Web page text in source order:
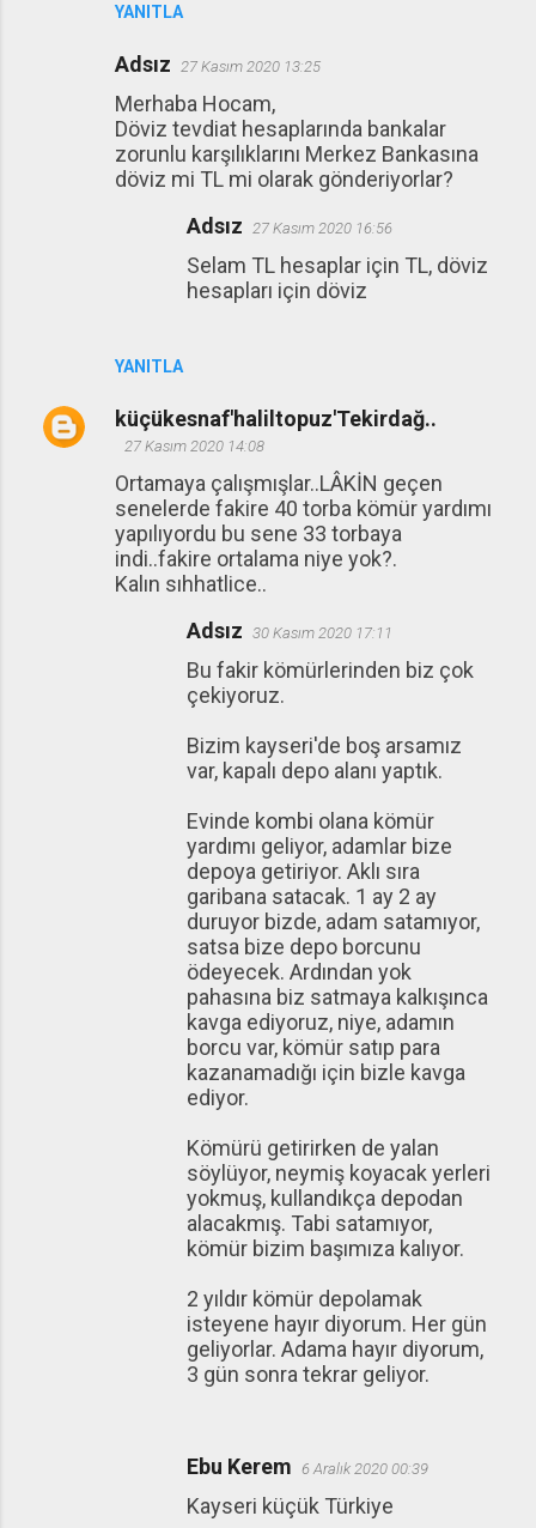
YANITLA
Adsız 27 Kasım 2020 13:25
Merhaba Hocam,
Döviz tevdiat hesaplarında bankalar
zorunlu karşılıklarını Merkez Bankasına
döviz mi TL mi olarak gönderiyorlar?
YANITLA
Adsız 27 Kasım 2020 16:56
Selam TL hesaplar için TL, döviz
hesapları için döviz
küçükesnaf'haliltopuz'Tekirdağ..
27 Kasım 2020 14:08
Ortamaya çalışmışlar..LÂKİN geçen
senelerde fakire 40 torba kömür yardımı
yapılıyordu bu sene 33 torbaya
indi..fakire ortalama niye yok?.
Kalın sıhhatlice..
Adsız 30 Kasım 2020 17:11
Bu fakir kömürlerinden biz çok
çekiyoruz.
Bizim kayseri'de boş arsamız
var, kapalı depo alanı yaptık.
Evinde kombi olana kömür
yardımı geliyor, adamlar bize
depoya getiriyor. Aklı sıra
garibana satacak. 1 ay 2 ay
duruyor bizde, adam satamıyor,
satsa bize depo borcunu
ödeyecek. Ardından yok
pahasına biz satmaya kalkışınca
kavga ediyoruz, niye, adamın
borcu var, kömür satıp para
kazanamadığı için bizle kavga
ediyor.
Kömürü getirirken de yalan
söylüyor, neymiş koyacak yerleri
yokmuş, kullandıkça depodan
alacakmış. Tabi satamıyor,
kömür bizim başımıza kalıyor.
2 yıldır kömür depolamak
isteyene hayır diyorum. Her gün
geliyorlar. Adama hayır diyorum,
3 gün sonra tekrar geliyor.
Ebu Kerem 6 Aralık 2020 00:39
Kayseri küçük Türkiye